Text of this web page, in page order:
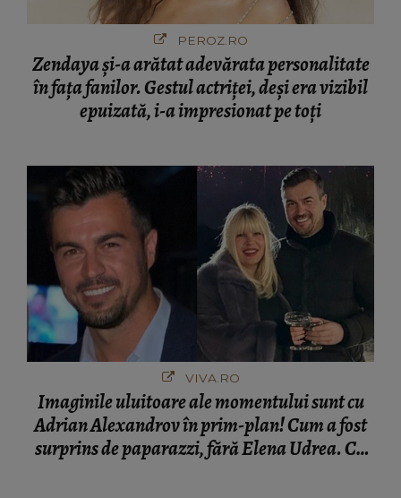
PEROZ.RO
Zendaya și-a arătat adevărata personalitate
în fața fanilor. Gestul actriței, deși era vizibil
epuizată, i-a impresionat pe toți
VIVA.RO
Imaginile uluitoare ale momentului sunt cu
Adrian Alexandrov în prim-plan! Cum a fost
surprins de paparazzi, fără Elena Udrea. Cu